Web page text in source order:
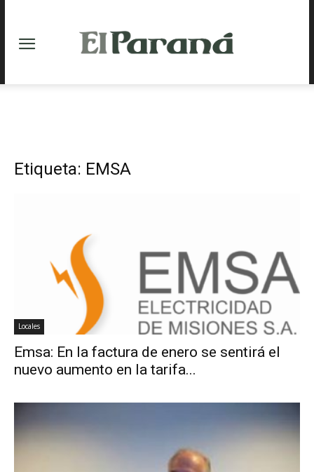
Etiqueta: EMSA
Locales
Emsa: En la factura de enero se sentirá el
nuevo aumento en la tarifa...